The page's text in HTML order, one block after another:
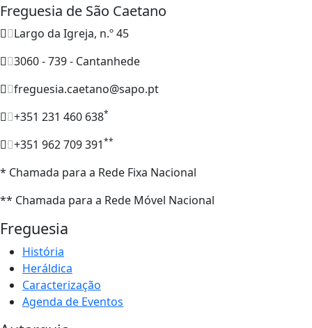
Freguesia de São Caetano
Largo da Igreja, n.º 45
3060 - 739 - Cantanhede
freguesia.caetano@sapo.pt
+351 231 460 638*
+351 962 709 391**
* Chamada para a Rede Fixa Nacional
** Chamada para a Rede Móvel Nacional
Freguesia
História
Heráldica
Caracterização
Agenda de Eventos